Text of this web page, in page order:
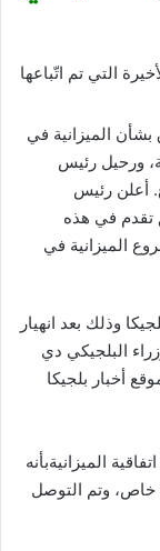
التي تم اتّباعها
الميزانية في
ورحيل رئيس
أعلن رئيس
تقدم في هذه
الميزانية في
وذلك بعد انهيار
البلجيكي دي
أخبار بلجيكا
الميزانيةبأنه
خاص، وتم التوصل